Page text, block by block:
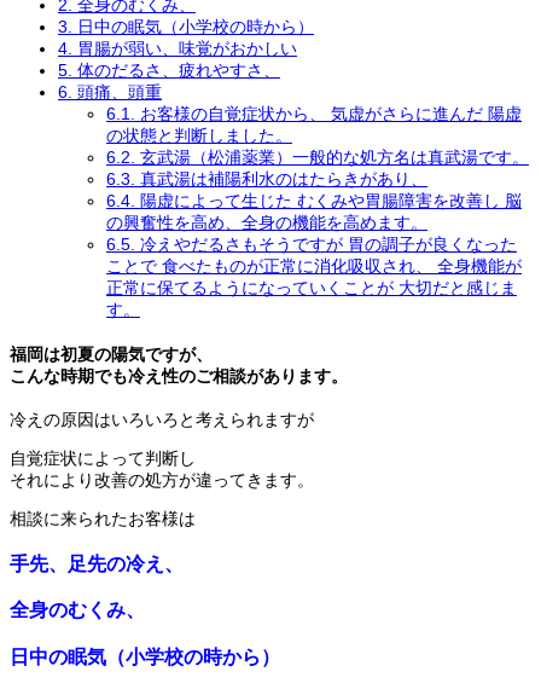
2. 全身のむくみ、
3.
日中の眠気（小学校の時から）
4.
胃腸が弱い、味覚がおかしい
5. 体のだるさ、疲れやすさ、
6. 頭痛、頭重
6.1.
お客様の自覚症状から、 気虚がさらに進んだ 陽虚
の状態と判断しました。
6.2. 玄武湯（松浦薬業）一般的な処方名は真武湯です。
6.3. 真武湯は補陽利水のはたらきがあり、
6.4. 陽虚によって生じた むくみや胃腸障害を改善し 脳
の興奮性を高め、全身の機能を高めます。
6.5. 冷えやだるさもそうですが 胃の調子が良くなった
ことで 食べたものが正常に消化吸収され、 全身機能が
正常に保てるようになっていくことが 大切だと感じま
す。
福岡は初夏の陽気ですが、
こんな時期でも冷え性のご相談があります。
冷えの原因はいろいろと考えられますが
自覚症状によって判断し
それにより改善の処方が違ってきます。
相談に来られたお客様は
手先、足先の冷え、
全身のむくみ、
日中の眠気（小学校の時から）